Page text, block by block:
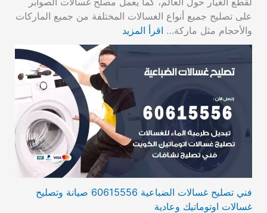
على تصليح جميع أنواع الغسالات المختلفة من جميع الماركات
والأحجام مثل ماركة… اقرأ المزيد
فني تصليح غسالات الضباعية 60615556 صيانة وتصليح
غسالات اوتوماتيك وعادية